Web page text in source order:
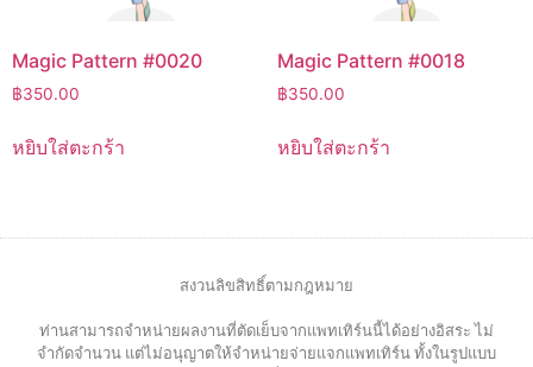
Magic Pattern #0020
฿350.00
หยิบใส่ตะกร้า
Magic Pattern #0018
฿350.00
หยิบใส่ตะกร้า
สงวนลิขสิทธิ์ตามกฎหมาย
ท่านสามารถจำหน่ายผลงานที่ตัดเย็บจากแพทเทิร์นนี้ได้อย่างอิสระ ไม่
จำกัดจำนวน แต่ไม่อนุญาตให้จำหน่ายจ่ายแจกแพทเทิร์น ทั้งในรูปแบบ